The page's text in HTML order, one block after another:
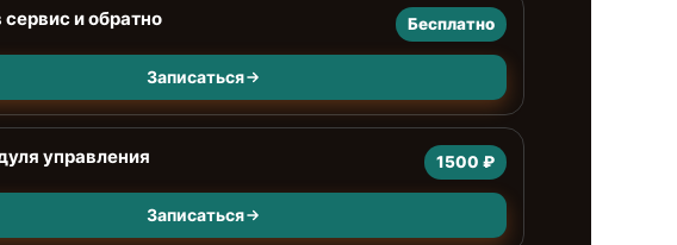
и обратно Бесплатно
Записаться
управления 1500 ₽
Записаться